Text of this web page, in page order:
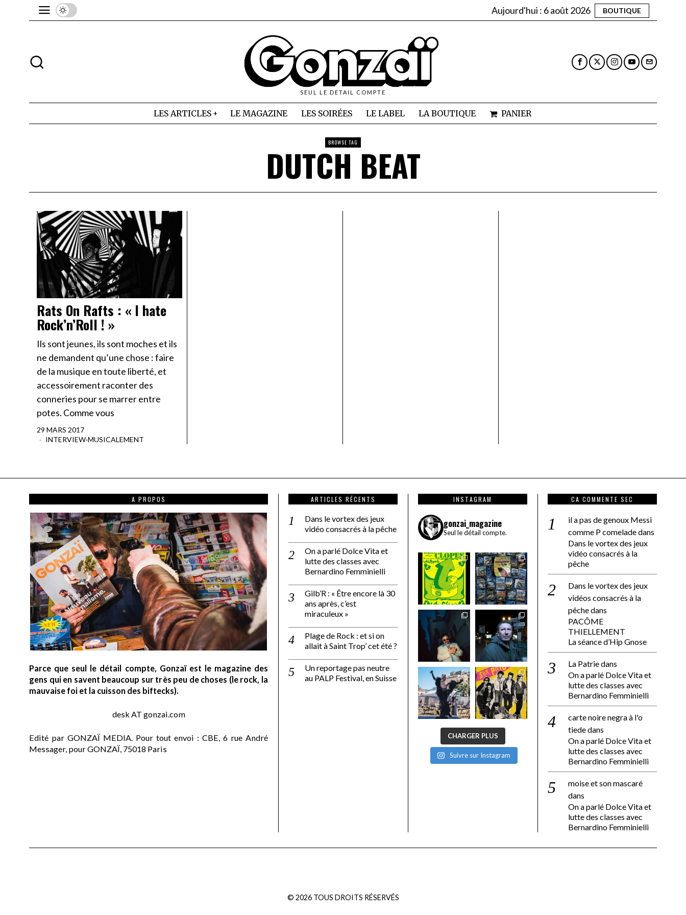
Aujourd'hui : 6 août 2026 BOUTIQUE
SEUL LE DETAIL COMPTE
LES ARTICLES LE MAGAZINE LES SOIRÉES LE LABEL LA BOUTIQUE PANIER
BROWSE TAG
DUTCH BEAT
Rats On Rafts : « I hate
Rock’n’Roll ! »
Ils sont jeunes, ils sont moches et ils
ne demandent qu’une chose : faire
de la musique en toute liberté, et
accessoirement raconter des
conneries pour se marrer entre
potes. Comme vous
29 MARS 2017
INTERVIEW·MUSICALEMENT
A PROPOS
Parce que seul le détail compte, Gonzaï est le magazine des
gens qui en savent beaucoup sur très peu de choses (le rock, la
mauvaise foi et la cuisson des biftecks).
desk AT gonzai.com
Edité par GONZAÏ MEDIA. Pour tout envoi : CBE, 6 rue André
Messager, pour GONZAÏ, 75018 Paris
ARTICLES RÉCENTS
Dans le vortex des jeux
vidéo consacrés à la pêche
On a parlé Dolce Vita et
lutte des classes avec
Bernardino Femminielli
Gilb’R : « Être encore là 30
ans après, c’est
miraculeux »
Plage de Rock : et si on
allait à Saint Trop’ cet été ?
Un reportage pas neutre
au PALP Festival, en Suisse
INSTAGRAM
gonzai_magazine
Seul le détail compte.
CHARGER PLUS
Suivre sur Instagram
CA COMMENTE SEC
il a pas de genoux Messi
comme P comeladedans
Dans le vortex des jeux
vidéo consacrés à la
pêche
Dans le vortex des jeux
vidéos consacrés à la
pêchedans
PACÔME
THIELLEMENT
La séance d’Hip Gnose
La Patriedans
On a parlé Dolce Vita et
lutte des classes avec
Bernardino Femminielli
carte noire negra à l'o
tiededans
On a parlé Dolce Vita et
lutte des classes avec
Bernardino Femminielli
moise et son mascaré
dans
On a parlé Dolce Vita et
lutte des classes avec
Bernardino Femminielli
© 2026TOUS DROITS RÉSERVÉS